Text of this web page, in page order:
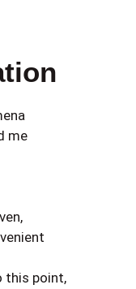
me
this point,